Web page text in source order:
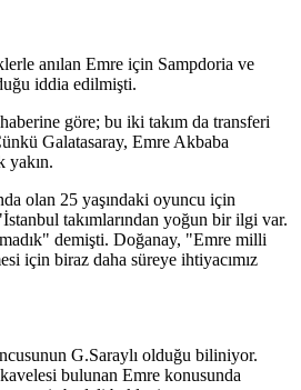
anılan Emre için Sampdoria ve
iddia edilmişti.
göre; bu iki takım da transferi
Galatasaray, Emre Akbaba
yakın.
olan 25 yaşındaki oyuncu için
takımlarından yoğun bir ilgi var.
demişti. Doğanay, "Emre milli
için biraz daha süreye ihtiyacımız
G.Saraylı olduğu biliniyor.
bulunan Emre konusunda